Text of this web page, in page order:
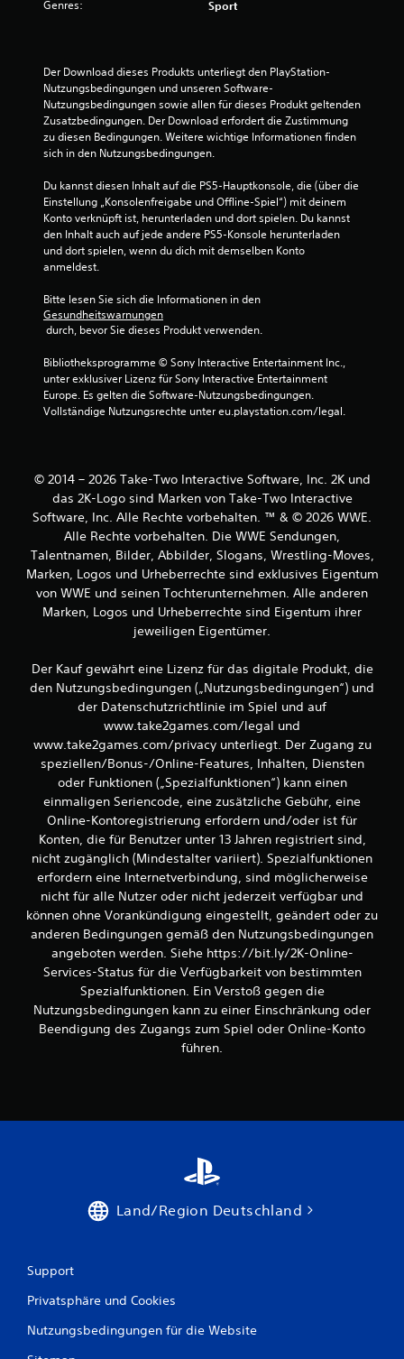
Genres: Sport
Der Download dieses Produkts unterliegt den PlayStation-
Nutzungsbedingungen und unseren Software-
Nutzungsbedingungen sowie allen für dieses Produkt geltenden
Zusatzbedingungen. Der Download erfordert die Zustimmung
zu diesen Bedingungen. Weitere wichtige Informationen finden
sich in den Nutzungsbedingungen.
Du kannst diesen Inhalt auf die PS5-Hauptkonsole, die (über die
Einstellung „Konsolenfreigabe und Offline-Spiel“) mit deinem
Konto verknüpft ist, herunterladen und dort spielen. Du kannst
den Inhalt auch auf jede andere PS5-Konsole herunterladen
und dort spielen, wenn du dich mit demselben Konto
anmeldest.
Bitte lesen Sie sich die Informationen in den
Gesundheitswarnungen
durch, bevor Sie dieses Produkt verwenden.
Bibliotheksprogramme © Sony Interactive Entertainment Inc.,
unter exklusiver Lizenz für Sony Interactive Entertainment
Europe. Es gelten die Software-Nutzungsbedingungen.
Vollständige Nutzungsrechte unter eu.playstation.com/legal.
© 2014 – 2026 Take-Two Interactive Software, Inc. 2K und
das 2K-Logo sind Marken von Take-Two Interactive
Software, Inc. Alle Rechte vorbehalten. ™ & © 2026 WWE.
Alle Rechte vorbehalten. Die WWE Sendungen,
Talentnamen, Bilder, Abbilder, Slogans, Wrestling-Moves,
Marken, Logos und Urheberrechte sind exklusives Eigentum
von WWE und seinen Tochterunternehmen. Alle anderen
Marken, Logos und Urheberrechte sind Eigentum ihrer
jeweiligen Eigentümer.
Der Kauf gewährt eine Lizenz für das digitale Produkt, die
den Nutzungsbedingungen („Nutzungsbedingungen“) und
der Datenschutzrichtlinie im Spiel und auf
www.take2games.com/legal und
www.take2games.com/privacy unterliegt. Der Zugang zu
speziellen/Bonus-/Online-Features, Inhalten, Diensten
oder Funktionen („Spezialfunktionen“) kann einen
einmaligen Seriencode, eine zusätzliche Gebühr, eine
Online-Kontoregistrierung erfordern und/oder ist für
Konten, die für Benutzer unter 13 Jahren registriert sind,
nicht zugänglich (Mindestalter variiert). Spezialfunktionen
erfordern eine Internetverbindung, sind möglicherweise
nicht für alle Nutzer oder nicht jederzeit verfügbar und
können ohne Vorankündigung eingestellt, geändert oder zu
anderen Bedingungen gemäß den Nutzungsbedingungen
angeboten werden. Siehe https://bit.ly/2K-Online-
Services-Status für die Verfügbarkeit von bestimmten
Spezialfunktionen. Ein Verstoß gegen die
Nutzungsbedingungen kann zu einer Einschränkung oder
Beendigung des Zugangs zum Spiel oder Online-Konto
führen.
Land/Region Deutschland
Support
Privatsphäre und Cookies
Nutzungsbedingungen für die Website